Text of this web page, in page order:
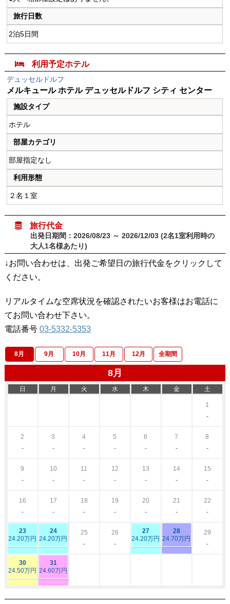
旅行日数
2泊5日間
 利用予定ホテル
デュッセルドルフ
メルキュール ホテル デュッセルドルフ シティ センター
施設タイプ
ホテル
部屋カテゴリ
部屋指定なし
利用形態
２名１室
 旅行代金
出発日期間：2026/08/23 ～ 2026/12/03 (2名1室利用時の
大人1名様あたり)
↓お問い合わせは、出発ご希望日の旅行代金をクリックして
ください。
リアルタイムな空席状況を確認されたいお客様はお電話に
てお問い合わせ下さい。
電話番号 03-5332-5353
8月 9月 10月 11月 12月 全期間
8月
日 月 火 水 木 金 土
1
-
2
-
3
-
4
-
5
-
6
-
7
-
8
-
9
-
10
-
11
-
12
-
13
-
14
-
15
-
16
-
17
-
18
-
19
-
20
-
21
-
22
-
23
24.20万円
24
24.20万円
25
-
26
-
27
24.20万円
28
24.70万円
29
-
30
24.50万円
31
24.60万円